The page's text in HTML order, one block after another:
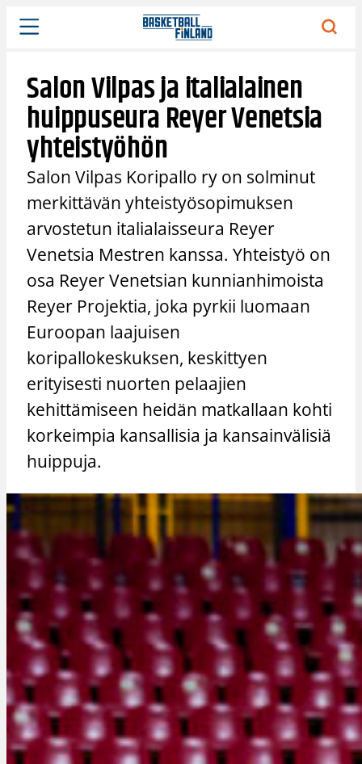
Siirry
sisältöön
Salon Vilpas ja italialainen
huippuseura Reyer Venetsia
yhteistyöhön
Salon Vilpas Koripallo ry on solminut
merkittävän yhteistyösopimuksen
arvostetun italialaisseura Reyer
Venetsia Mestren kanssa. Yhteistyö on
osa Reyer Venetsian kunnianhimoista
Reyer Projektia, joka pyrkii luomaan
Euroopan laajuisen
koripallokeskuksen, keskittyen
erityisesti nuorten pelaajien
kehittämiseen heidän matkallaan kohti
korkeimpia kansallisia ja kansainvälisiä
huippuja.